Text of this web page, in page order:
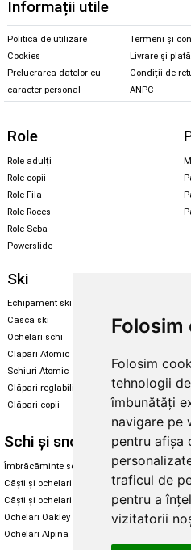
Folosim
tehnologii
îmbunătăți
navigare pe
pentru afișa
traficul de
pentru a
vizitatorii
Informații utile
Politica de utilizare
Cookies
Prelucrarea datelor cu
caracter personal
Termeni și
Livrare și plată
Condiții de
ANPC
Role
Role adulți
Role copii
Role Fila
Role Roces
Role Seba
Powerslide
Ski
Echipament ski
Cască ski
Ochelari schi
Clăpari Atomic
Schiuri Atomic
Clăpari reglabili
Clăpari copii
Schi și snowboard
Îmbrăcăminte schi și snowboard
Căști și ochelari de iarnă
Căști și ochelari Alpina
Ochelari Oakley
Ochelari Alpina